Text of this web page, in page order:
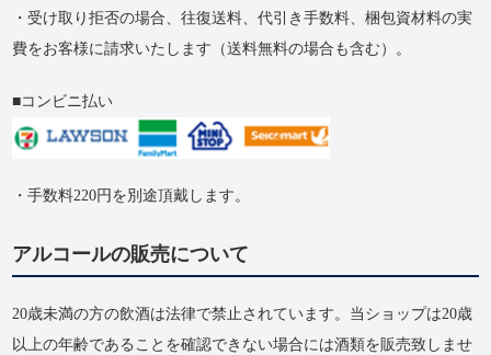
・受け取り拒否の​場合、​往復送料、​代引き手数料、​梱包資材料の​実
費を​お客様に​請求いたします​（送料無料の​場合も​含む）。
コンビニ払い
・手数料220円を別途頂戴します。
アルコールの販売について
20歳未満の方の飲酒は法律で禁止されています。当ショップは20歳
以上の年齢であることを確認できない場合には酒類を販売致しませ